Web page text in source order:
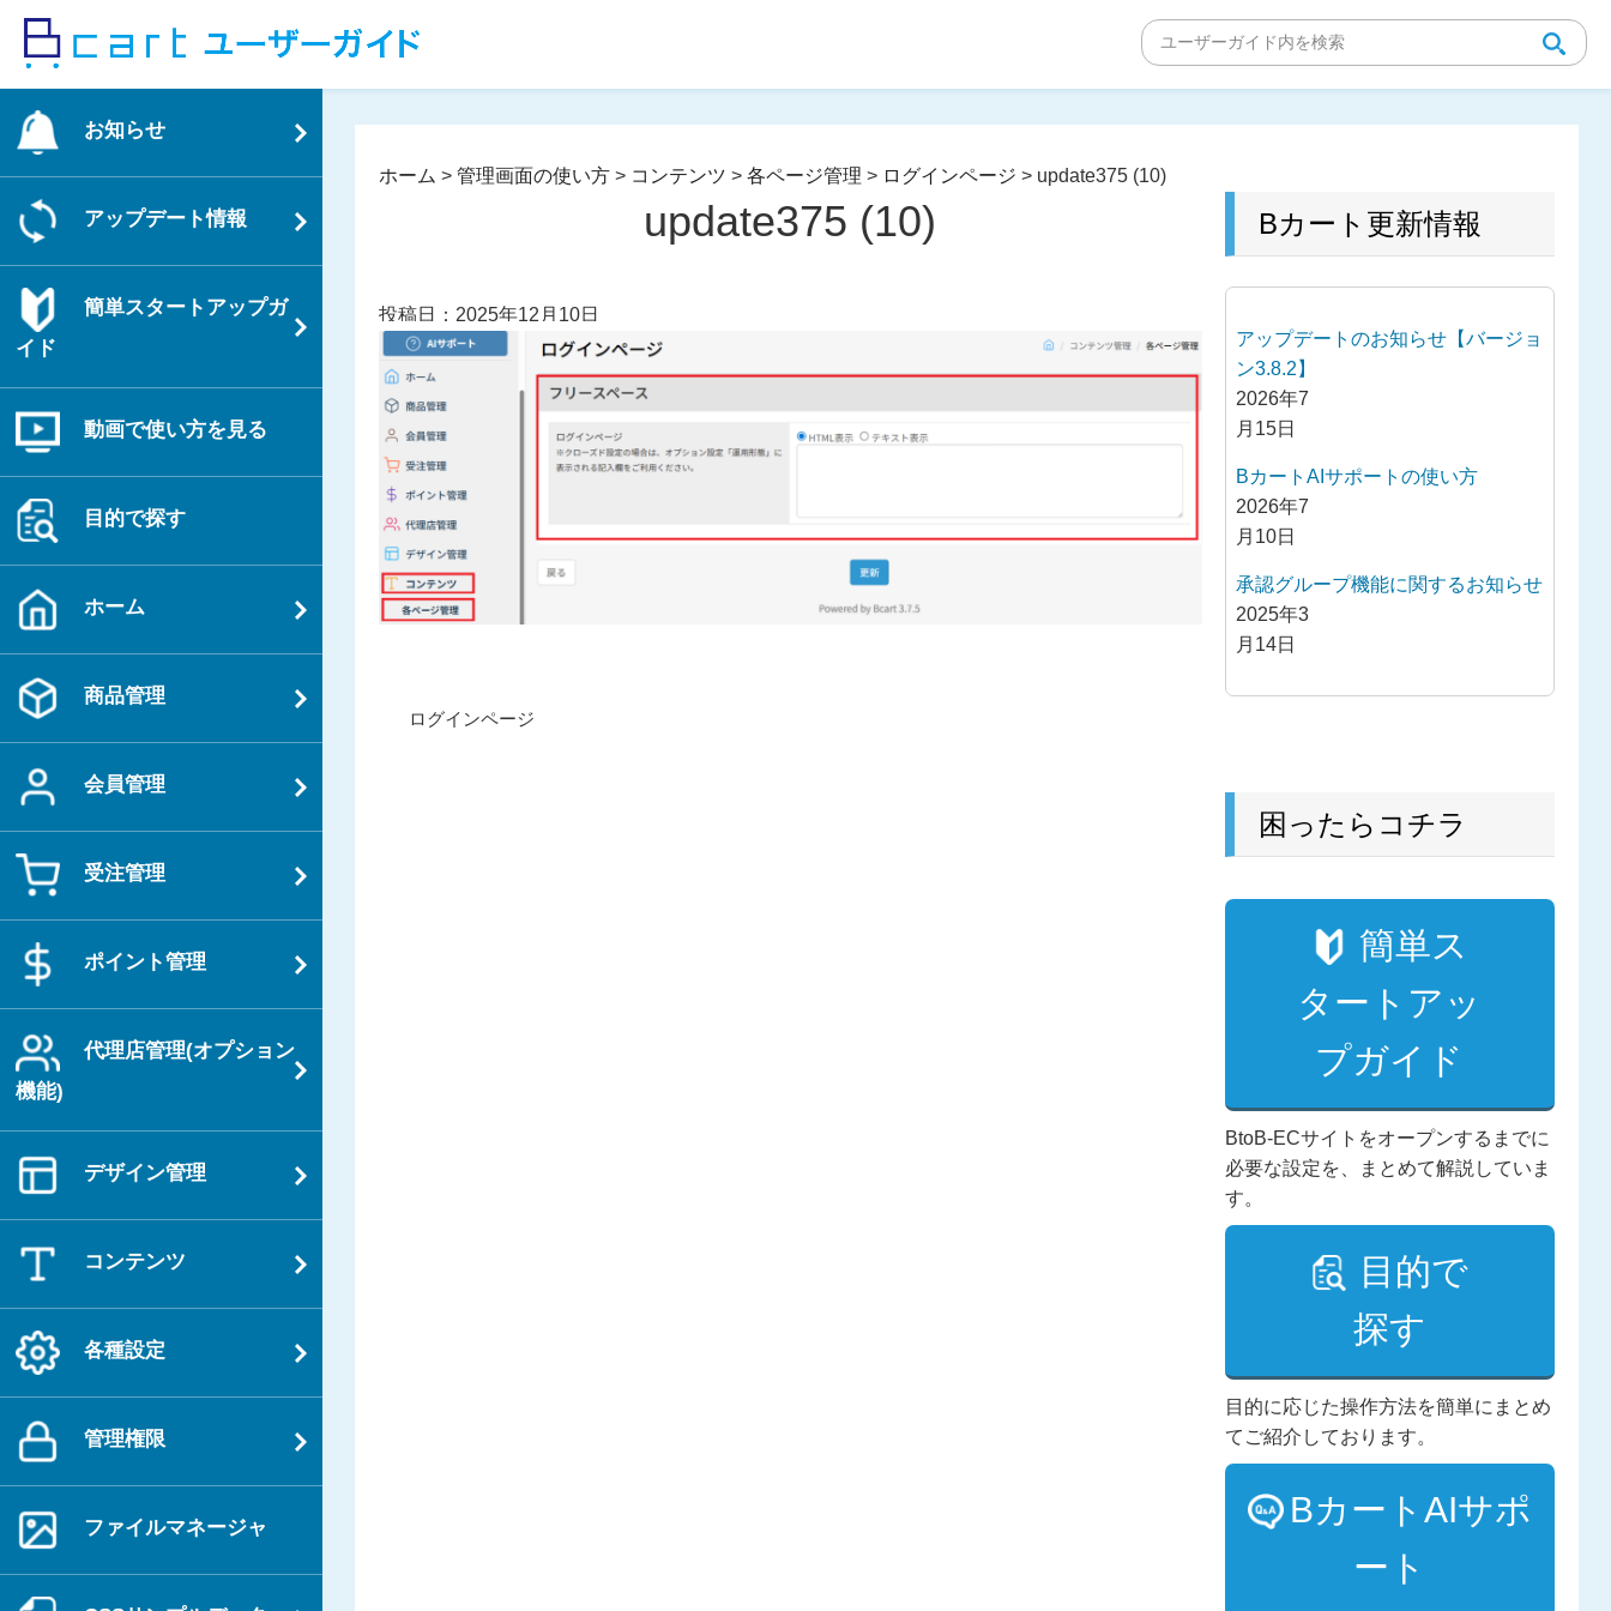
ッ
お知らせ
アップデート情報
簡単スタートアップガ
イド
動画で使い方を見る
目的で探す
ホーム
商品管理
会員管理
受注管理
ポイント管理
代理店管理(オプション
機能)
デザイン管理
コンテンツ
各種設定
管理権限
ファイルマネージャ
ホーム >管理画面の使い方 > コンテンツ >各ページ管理 > ログインページ > update375 (10)
update375 (10)
投稿日：2025年12月10日
過
ログインページ
Bカート更新情報
アップデートのお知らせ【バージョ
ン3.8.2】
2026年7
月15日
BカートAIサポートの使い方
2026年7
月10日
承認グループ機能に関するお知らせ
2025年3
月14日
困ったらコチラ
簡単ス
タートアッ
プガイド
BtoB-ECサイトをオープンするまでに
必要な設定を、まとめて解説していま
す。
目的で
探す
目的に応じた操作方法を簡単にまとめ
てご紹介しております。
BカートAIサポ
ート